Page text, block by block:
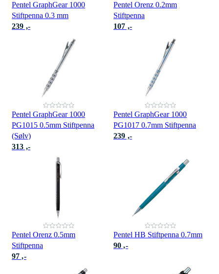
Pentel GraphGear 1000
Stiftpenna 0.3 mm
239 ,-
Pentel Orenz 0.2mm
Stiftpenna
107 ,-
Pentel GraphGear 1000
PG1015 0.5mm Stiftpenna
(Sølv)
313 ,-
Pentel GraphGear 1000
PG1017 0.7mm Stiftpenna
239 ,-
Pentel Orenz 0.5mm
Stiftpenna
97 ,-
Pentel HB Stiftpenna 0.7mm
90 ,-